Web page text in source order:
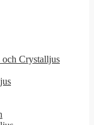
Crystalljus